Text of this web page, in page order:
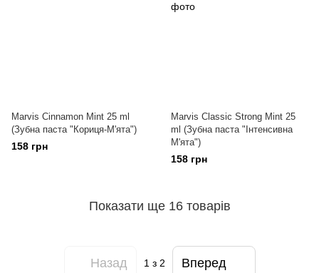
Marvis Cinnamon Mint 25 ml
(Зубна паста "Кориця-М'ята")
158 грн
Marvis Classic Strong Mint 25
ml (Зубна паста "Iнтенсивна
М'ята")
158 грн
Показати ще 16 товарів
Назад 1 з 2 Вперед